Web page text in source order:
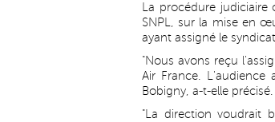
La procédure
SNPL, sur la mise en
ayant assigné le
"Nous avons reçu
Air France.
Bobigny, a-t-elle précisé.
"La direction voudrait